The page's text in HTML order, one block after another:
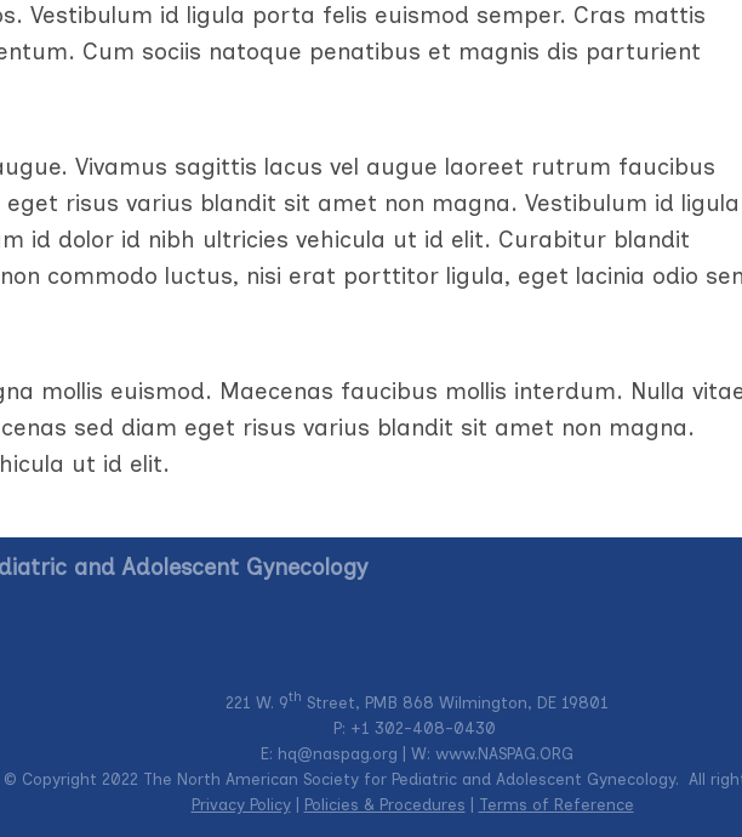
Vestibulum id ligula porta felis euismod semper. Cras mattis
Cum sociis natoque penatibus et magnis dis parturient
Vivamus sagittis lacus vel augue laoreet rutrum faucibus
risus varius blandit sit amet non magna. Vestibulum id ligula
id dolor id nibh ultricies vehicula ut id elit. Curabitur blandit
commodo luctus, nisi erat porttitor ligula, eget lacinia odio
mollis euismod. Maecenas faucibus mollis interdum. Nulla
sed diam eget risus varius blandit sit amet non magna.
ut id elit.
and Adolescent Gynecology
221 W. 9th Street, PMB 868 Wilmington, DE 19801
P: +1 302-408-0430
E: hq@naspag.org | W: www.NASPAG.ORG
© Copyright 2022 The North American Society for Pediatric and Adolescent Gynecology. All
Privacy Policy | Policies & Procedures | Terms of Reference